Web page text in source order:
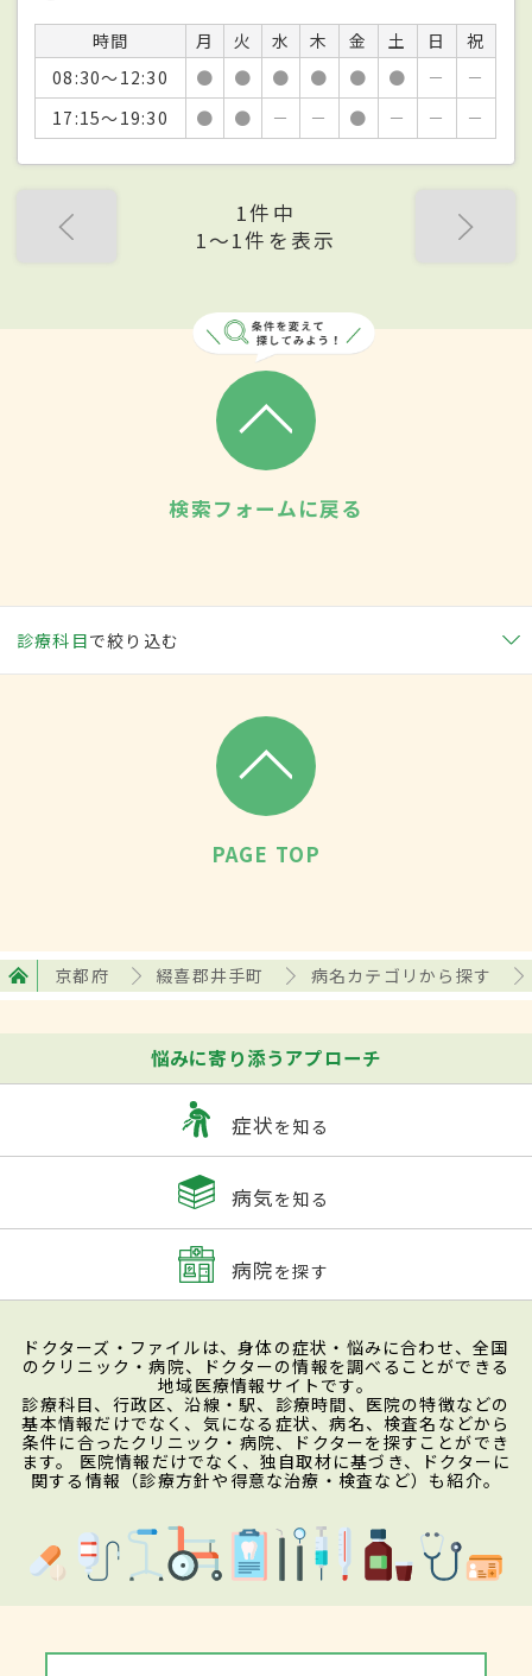
時間 月 火 水 木 金 土 日
祝
08:30～12:30
● ● ● ● ● ● －
－
17:15～19:30
● ● － － ● － － －
1件中
1〜1件を表示
検索フォームに戻る
診療科目で絞り込む
PAGE TOP
京都府 綴喜郡井手町 病名カテゴリから探す
悩みに寄り添うアプローチ
症状を知る
病気を知る
病院を探す
ドクターズ・ファイルは、身体の症状・悩みに合わせ、全国
のクリニック・病院、ドクターの情報を調べることができる
地域医療情報サイトです。
診療科目、行政区、沿線・駅、診療時間、医院の特徴などの
基本情報だけでなく、気になる症状、病名、検査名などから
条件に合ったクリニック・病院、ドクターを探すことができ
ます。 医院情報だけでなく、独自取材に基づき、ドクターに
関する情報（診療方針や得意な治療・検査など）も紹介。